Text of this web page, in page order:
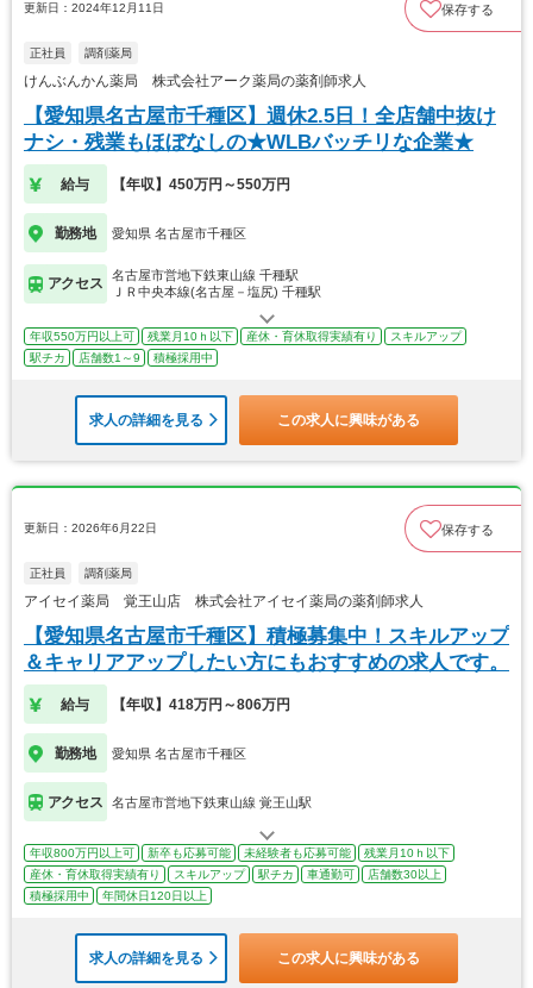
更新日：2024年12月11日 保存する
正社員 調剤薬局
けんぶんかん薬局 株式会社アーク薬局の薬剤師求人
【愛知県名古屋市千種区】週休2.5日！全店舗中抜け
ナシ・残業もほぼなしの★WLBバッチリな企業★
給与 【年収】450万円～550万円
勤務地 愛知県 名古屋市千種区
アクセス
名古屋市営地下鉄東山線 千種駅
ＪＲ中央本線(名古屋－塩尻) 千種駅
年収550万円以上可 残業月10ｈ以下 産休・育休取得実績有り
スキルアップ
駅チカ
店舗数1～9 積極採用中
求人の詳細を見る この求人に興味がある
更新日：2026年6月22日 保存する
正社員 調剤薬局
アイセイ薬局 覚王山店 株式会社アイセイ薬局の薬剤師求人
【愛知県名古屋市千種区】積極募集中！スキルアップ
＆キャリアアップしたい方にもおすすめの求人です。
給与 【年収】418万円～806万円
勤務地 愛知県 名古屋市千種区
アクセス 名古屋市営地下鉄東山線 覚王山駅
年収800万円以上可 新卒も応募可能 未経験者も応募可能
残業月10ｈ以下
産休・育休取得実績有り
スキルアップ 駅チカ 車通勤可
店舗数30以上
積極採用中
年間休日120日以上
求人の詳細を見る この求人に興味がある